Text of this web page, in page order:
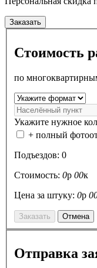
Заказать
Стоимость
по
Укажите нужное
+ полный
Подъездов: 0
Стоимость: 0р 00к
Цена за штуку: 0р
Заказать Отмена
Отправка